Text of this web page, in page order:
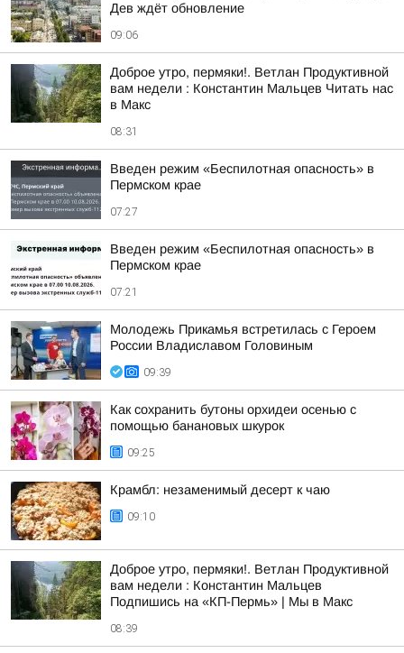
Дев ждёт обновление
09:06
Доброе утро, пермяки!. Ветлан Продуктивной
вам недели : Константин Мальцев Читать нас
в Макс
08:31
Введен режим «Беспилотная опасность» в
Пермском крае
07:27
Введен режим «Беспилотная опасность» в
Пермском крае
07:21
Молодежь Прикамья встретилась с Героем
России Владиславом Головиным
09:39
Как сохранить бутоны орхидеи осенью с
помощью банановых шкурок
09:25
Крамбл: незаменимый десерт к чаю
09:10
Доброе утро, пермяки!. Ветлан Продуктивной
вам недели : Константин Мальцев
Подпишись на «КП-Пермь» | Мы в Maкс
08:39